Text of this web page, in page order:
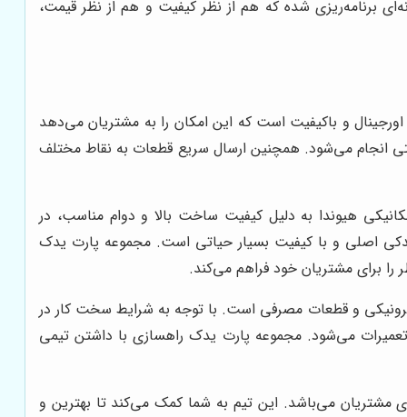
برنامه‌ریزی شده که هم از نظر کیفیت و هم از نظر قیمت،
و باکیفیت است که این امکان را به مشتریان می‌دهد
انجام می‌شود. همچنین ارسال سریع قطعات به نقاط مختلف
هیوندا به دلیل کیفیت ساخت بالا و دوام مناسب، در
یدکی اصلی و با کیفیت بسیار حیاتی است. مجموعه پارت یدک
را برای مشتریان خود فراهم می‌کند.
و قطعات مصرفی است. با توجه به شرایط سخت کار در
می‌شود. مجموعه پارت یدک راهسازی با داشتن تیمی
می‌باشد. این تیم به شما کمک می‌کند تا بهترین و